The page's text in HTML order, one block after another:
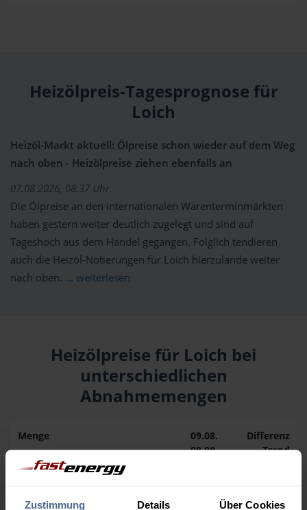
Zustimmung Details Über Cookies
Heizölpreis-Tagesprognose für
Loich
Heizöl-Markt aktuell: Ölpreise schon wieder auf dem Weg
nach oben - Heizölpreise ziehen ebenfalls an
07.08.2026, 08:37 Uhr
Die Ölpreise an den internationalen Warenterminmärkten
haben gestern weiter deutlich zugelegt und sind auf
Tageshoch aus dem Handel gegangen. Folglich tendieren
auch die Heizöl-Notierungen für Loich hierzulande weiter
nach oben. ... weiterlesen
Heizölpreise für Loich bei
unterschiedlichen
Abnahmemengen
Menge
09.08.
08.08.
Differenz
Trend